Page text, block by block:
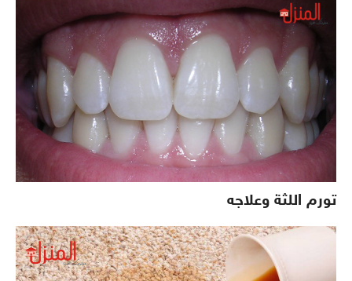
تورم اللثة وعلاجه